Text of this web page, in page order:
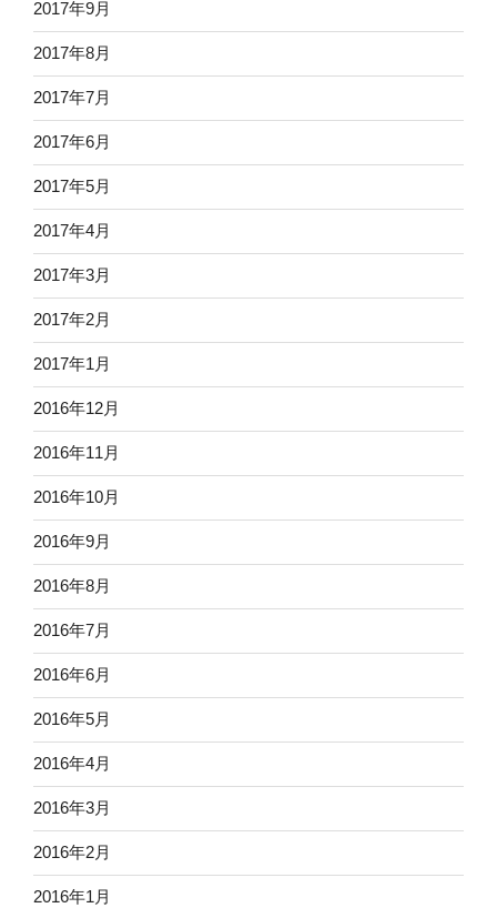
2017年9月
2017年8月
2017年7月
2017年6月
2017年5月
2017年4月
2017年3月
2017年2月
2017年1月
2016年12月
2016年11月
2016年10月
2016年9月
2016年8月
2016年7月
2016年6月
2016年5月
2016年4月
2016年3月
2016年2月
2016年1月